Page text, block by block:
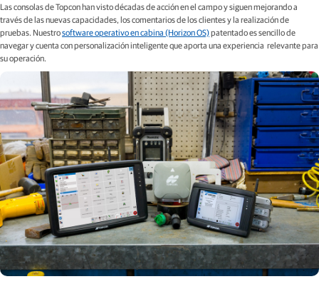
Las consolas de Topcon han visto décadas de acción en el campo y siguen mejorando a
través de las nuevas capacidades, los comentarios de los clientes y la realización de
pruebas. Nuestrosoftware operativo en cabina (Horizon OS)patentado es sencillo de
navegar y cuenta con personalización inteligente que aporta una experiencia relevante para
su operación.